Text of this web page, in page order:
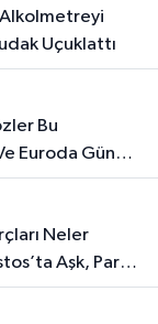
Uçuklattı
Euroda Günün
Aşk, Para
Gelişmeler